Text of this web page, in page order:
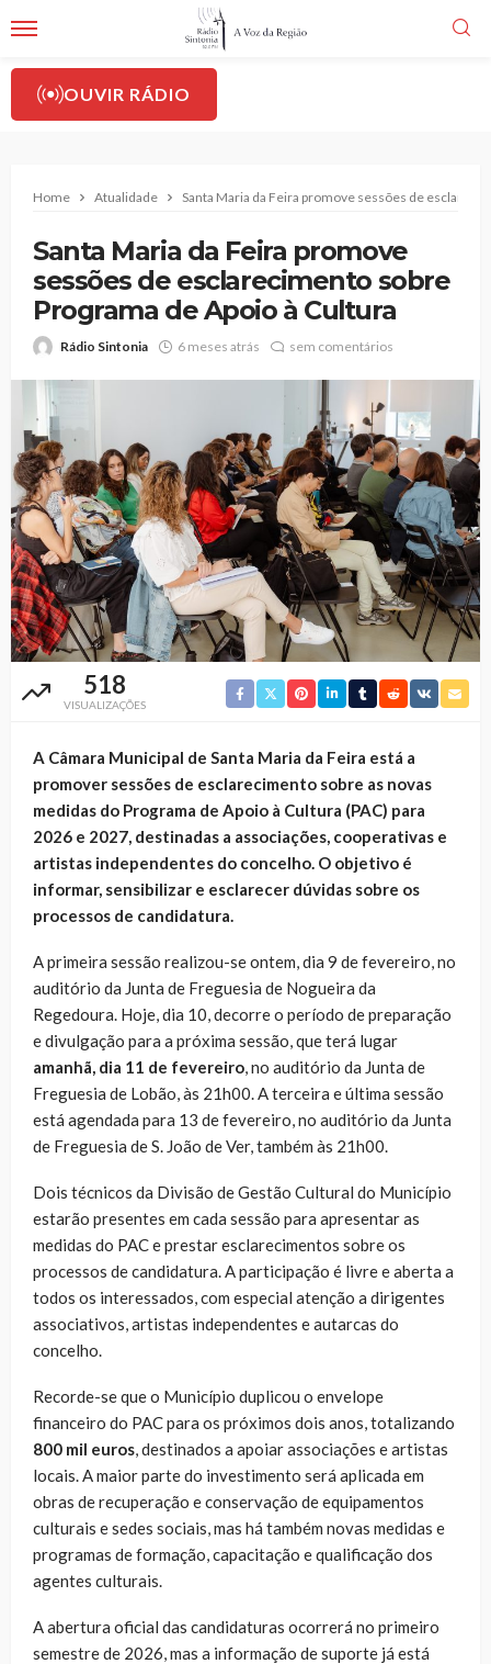
OUVIR RÁDIO
Home Atualidade Santa Maria da Feira promove sessões de
Santa Maria da Feira promove
sessões de esclarecimento sobre
Programa de Apoio à Cultura
Rádio Sintonia 6 meses atrás sem comentários
518
VISUALIZAÇÕES
A Câmara Municipal de Santa Maria da Feira está a
promover sessões de esclarecimento sobre as novas
medidas do Programa de Apoio à Cultura (PAC) para
2026 e 2027, destinadas a associações, cooperativas e
artistas independentes do concelho. O objetivo é
informar, sensibilizar e esclarecer dúvidas sobre os
processos de candidatura.
A primeira sessão realizou-se ontem, dia 9 de fevereiro, no
auditório da Junta de Freguesia de Nogueira da
Regedoura. Hoje, dia 10, decorre o período de preparação
e divulgação para a próxima sessão, que terá lugar
amanhã, dia 11 de fevereiro, no auditório da Junta de
Freguesia de Lobão, às 21h00. A terceira e última sessão
está agendada para 13 de fevereiro, no auditório da Junta
de Freguesia de S. João de Ver, também às 21h00.
Dois técnicos da Divisão de Gestão Cultural do Município
estarão presentes em cada sessão para apresentar as
medidas do PAC e prestar esclarecimentos sobre os
processos de candidatura. A participação é livre e aberta a
todos os interessados, com especial atenção a dirigentes
associativos, artistas independentes e autarcas do
concelho.
Recorde-se que o Município duplicou o envelope
financeiro do PAC para os próximos dois anos, totalizando
800 mil euros, destinados a apoiar associações e artistas
locais. A maior parte do investimento será aplicada em
obras de recuperação e conservação de equipamentos
culturais e sedes sociais, mas há também novas medidas e
programas de formação, capacitação e qualificação dos
agentes culturais.
A abertura oficial das candidaturas ocorrerá no primeiro
semestre de 2026, mas a informação de suporte já está